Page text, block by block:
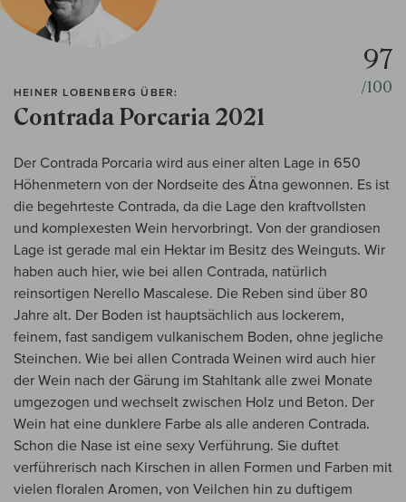
HEINER LOBENBERG ÜBER:
Contrada Porcaria 2021
97
/100
Der Contrada Porcaria wird aus einer alten Lage in 650
Höhenmetern von der Nordseite des Ätna gewonnen. Es ist
die begehrteste Contrada, da die Lage den kraftvollsten
und komplexesten Wein hervorbringt. Von der grandiosen
Lage ist gerade mal ein Hektar im Besitz des Weinguts. Wir
haben auch hier, wie bei allen Contrada, natürlich
reinsortigen Nerello Mascalese. Die Reben sind über 80
Jahre alt. Der Boden ist hauptsächlich aus lockerem,
feinem, fast sandigem vulkanischem Boden, ohne jegliche
Steinchen. Wie bei allen Contrada Weinen wird auch hier
der Wein nach der Gärung im Stahltank alle zwei Monate
umgezogen und wechselt zwischen Holz und Beton. Der
Wein hat eine dunklere Farbe als alle anderen Contrada.
Schon die Nase ist eine sexy Verführung. Sie duftet
verführerisch nach Kirschen in allen Formen und Farben mit
vielen floralen Aromen, von Veilchen hin zu duftigem